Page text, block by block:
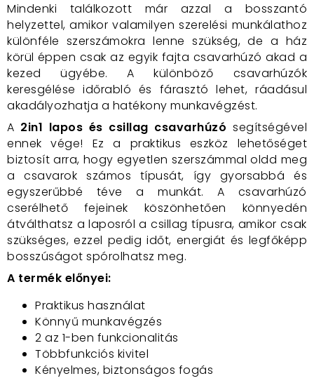
Mindenki találkozott már azzal a bosszantó
helyzettel, amikor valamilyen szerelési munkálathoz
különféle szerszámokra lenne szükség, de a ház
körül éppen csak az egyik fajta csavarhúzó akad a
kezed ügyébe. A különböző csavarhúzók
keresgélése időrabló és fárasztó lehet, ráadásul
akadályozhatja a hatékony munkavégzést.
A 2in1 lapos és csillag csavarhúzó segítségével
ennek vége! Ez a praktikus eszköz lehetőséget
biztosít arra, hogy egyetlen szerszámmal oldd meg
a csavarok számos típusát, így gyorsabbá és
egyszerűbbé téve a munkát. A csavarhúzó
cserélhető fejeinek köszönhetően könnyedén
átválthatsz a laposról a csillag típusra, amikor csak
szükséges, ezzel pedig időt, energiát és legfőképp
bosszúságot spórolhatsz meg.
A termék előnyei:
Praktikus használat
Könnyű munkavégzés
2 az 1-ben funkcionalitás
Többfunkciós kivitel
Kényelmes, biztonságos fogás